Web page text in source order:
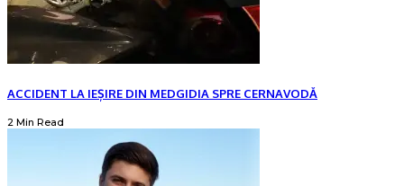
ACCIDENT LA IEȘIRE DIN MEDGIDIA SPRE CERNAVODĂ
2 Min Read